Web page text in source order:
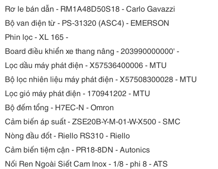
Rơ le bán dẫn - RM1A48D50S18 - Carlo Gavazzi
Bộ van điện từ - PS-31320 (ASC4) - EMERSON
Phin lọc - XL 165 -
Board điều khiển xe thang nâng - 203990000000' -
Lọc dầu máy phát điện - X57536400006 - MTU
Bộ lọc nhiên liệu máy phát điện - X57508300028 - MTU
Lọc gió máy phát điện - 170941202 - MTU
Bộ đếm tổng - H7EC-N - Omron
Cảm biến áp suất - ZSE20B-Y-M-01-W-X500 - SMC
Nòng đầu đốt - Riello RS310 - Riello
Cảm biến tiệm cận - PR18-8DN - Autonics
Nối Ren Ngoài Siết Cam Inox - 1/8 - phi 8 - ATS